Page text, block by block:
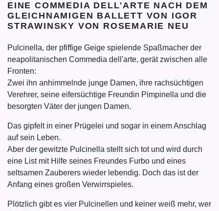
EINE COMMEDIA DELL'ARTE NACH DEM
GLEICHNAMIGEN BALLETT VON IGOR
STRAWINSKY VON ROSEMARIE NEU
Pulcinella, der pfiffige Geige spielende Spaßmacher der
neapolitanischen Commedia dell'arte, gerät zwischen alle
Fronten:
Zwei ihn anhimmelnde junge Damen, ihre rachsüchtigen
Verehrer, seine eifersüchtige Freundin Pimpinella und die
besorgten Väter der jungen Damen.
Das gipfelt in einer Prügelei und sogar in einem Anschlag
auf sein Leben.
Aber der gewitzte Pulcinella stellt sich tot und wird durch
eine List mit Hilfe seines Freundes Furbo und eines
seltsamen Zauberers wieder lebendig. Doch das ist der
Anfang eines großen Verwirrspieles.
Plötzlich gibt es vier Pulcinellen und keiner weiß mehr, wer